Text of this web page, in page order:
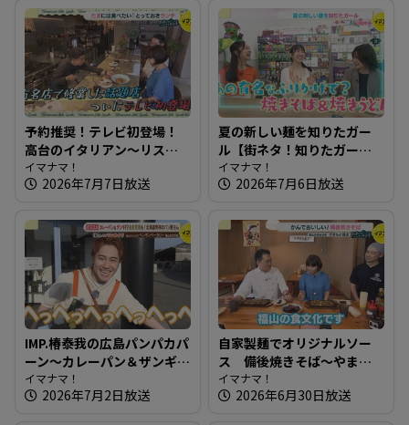
予約推奨！テレビ初登場！
高台のイタリアン～リスト
ランテ ヌック【たまにはそ
とランチ】
イマナマ！
2026年7月7日放送
夏の新しい麺を知りたガー
ル【街ネタ！知りたガー
ル】
イマナマ！
2026年7月6日放送
IMP.椿泰我の広島パンパカパ
ーン～カレーパン＆ザンギ!?
金賞受賞も！ 北海道発祥の
パン屋さん
イマナマ！
2026年7月2日放送
自家製麺でオリジナルソー
ス 備後焼きそば～やまも
と商店【たまにはそとラン
チ】
イマナマ！
2026年6月30日放送